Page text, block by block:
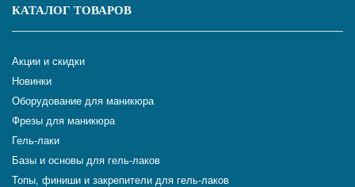
КАТАЛОГ ТОВАРОВ
Акции и скидки
Новинки
Оборудование для маникюра
Фрезы для маникюра
Гель-лаки
Базы и основы для гель-лаков
Топы, финиши и закрепители для гель-лаков